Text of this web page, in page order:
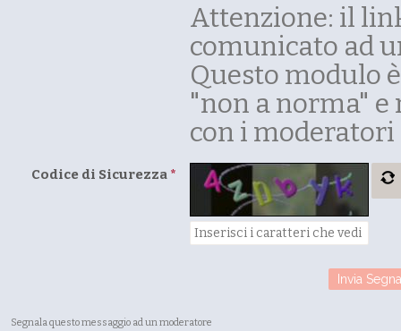
Attenzione: il
comunicato ad
Questo modulo
"non a norma" e
con i
Codice di Sicurezza *
Segnala questo messaggio ad un moderatore